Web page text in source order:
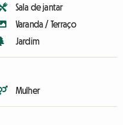
Sala de jantar
Varanda / Terraço
Jardim
Mulher